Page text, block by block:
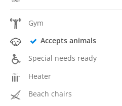
Gym
Accepts animals
Special needs ready
Heater
Beach chairs